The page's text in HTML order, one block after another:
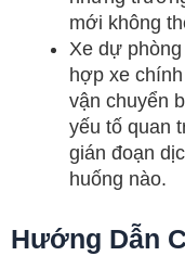
mới không
Xe dự
hợp xe
vận chuyển
yếu tố quan
gián đoạn
huống nào.
Hướng Dẫn